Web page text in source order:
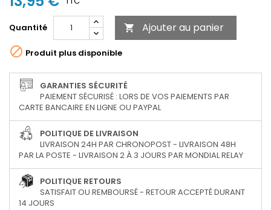
Quantité  Ajouter au panier
 Produit plus disponible
GARANTIES SÉCURITÉ
PAIEMENT SÉCURISÉ : LORS DE VOS PAIEMENTS PAR
CARTE BANCAIRE EN LIGNE OU PAYPAL
POLITIQUE DE LIVRAISON
LIVRAISON 24H PAR CHRONOPOST - LIVRAISON 48H
PAR LA POSTE - LIVRAISON 2 À 3 JOURS PAR MONDIAL RELAY
POLITIQUE RETOURS
SATISFAIT OU REMBOURSÉ - RETOUR ACCEPTÉ DURANT
14 JOURS